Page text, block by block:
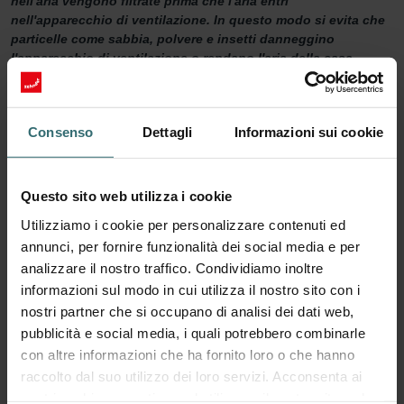
Consenso Dettagli Informazioni sui cookie
Questo sito web utilizza i cookie
Utilizziamo i cookie per personalizzare contenuti ed
annunci, per fornire funzionalità dei social media e per
analizzare il nostro traffico. Condividiamo inoltre
informazioni sul modo in cui utilizza il nostro sito con i
nostri partner che si occupano di analisi dei dati web,
pubblicità e social media, i quali potrebbero combinarle
con altre informazioni che ha fornito loro o che hanno
raccolto dal suo utilizzo dei loro servizi. Acconsenta ai
nell'apparecchio di ventilazione. In questo modo si evita che
particelle come sabbia, polvere e insetti danneggino
l'apparecchio di ventilazione o rendano l'aria della casa
sgradevole
Set di filtri protezione del sistema
Volete assicurarvi che la vostra casa sia sufficientemente ventilata
corretta manutenzione dell'apparecchio di ventilazione. Questo
include la sostituzione regolare dei filtri. Sostituire i filtri
filtri di alta qualità.Il set di filtri protezione del sistema impedisce
che la sporcizia estratta dall'aria interna aspirata si accumuli
nell'apparecchio di ventilazione Zehnder ComfoD/Air 350/550. In
questo modo si prolunga la durata del sistema. L'apparecchio
rimane silenzioso e il consumo energetico si riduce.
180 giorni di protezione